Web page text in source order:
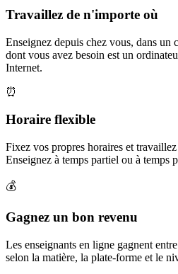
Travaillez de n'importe où
Enseignez depuis chez vous, dans un
dont vous avez besoin est un
Internet.
⏰
Horaire flexible
Fixez vos propres horaires et
Enseignez à temps partiel ou à temps
💰
Gagnez un bon revenu
Les enseignants en ligne gagnent
selon la matière, la plate-forme et le